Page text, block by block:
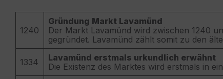
1240
Gründung Markt Lavamünd
Der Markt Lavamünd wird zwischen 1240
gegründet. Lavamünd zählt somit zu den
1334
Lavamünd erstmals urkundlich erwähnt
Die Existenz des Marktes wird erstmals in